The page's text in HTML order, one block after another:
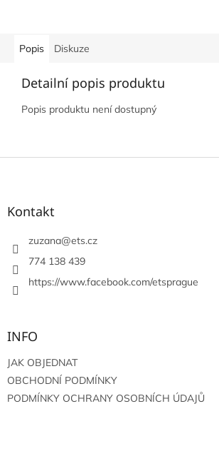
Popis Diskuze
Detailní popis produktu
Popis produktu není dostupný
Z
Kontakt
zuzana@ets.cz
774 138 439
https://www.facebook.com/etsprague
INFO
JAK OBJEDNAT
OBCHODNÍ PODMÍNKY
PODMÍNKY OCHRANY OSOBNÍCH ÚDAJŮ